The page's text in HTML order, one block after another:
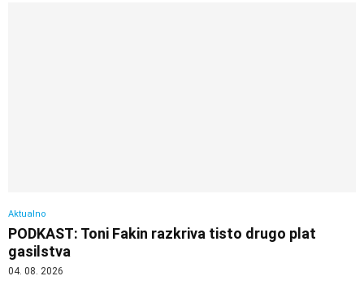
Aktualno
PODKAST: Toni Fakin razkriva tisto drugo plat
gasilstva
04. 08. 2026